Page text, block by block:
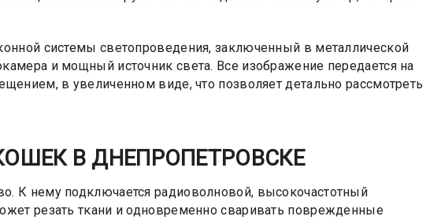
системы светопроведения, заключенный в металлической
и мощный источник света. Все изображение передается на
в увеличенном виде, что позволяет детально рассмотреть
В ДНЕПРОПЕТРОВСКЕ
К нему подключается радиоволновой, высокочастотный
резать ткани и одновременно сваривать поврежденные